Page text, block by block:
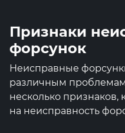
Признаки
форсунок
Неисправные
различным проблемам
несколько признаков,
на неисправность